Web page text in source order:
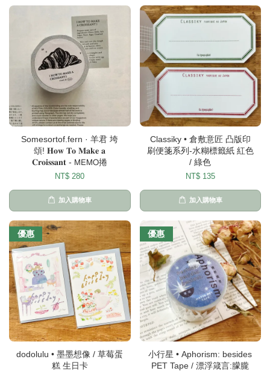
Somesortof.fern · 羊君 垮
頌! 𝐇𝐨𝐰 𝐓𝐨 𝐌𝐚𝐤𝐞 𝐚
𝐂𝐫𝐨𝐢𝐬𝐬𝐚𝐧𝐭 - 𝖬𝖤𝖬𝖮捲
NT$ 280
加入購物車
Classiky • 倉敷意匠 凸版印
刷便箋系列-水糊標籤紙 紅色
/ 綠色
NT$ 135
加入購物車
優惠
dodolulu • 墨墨想像 / 草莓蛋
糕 生日卡
優惠
小行星 • Aphorism: besides
PET Tape / 漂浮箴言:朦朧